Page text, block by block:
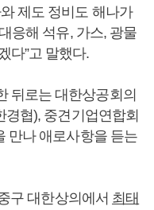
제도 정비도 해나가
응해 석유, 가스, 광물
다”고 말했다.
뒤로는 대한상공회의
협), 중견기업연합회
만나 애로사항을 듣는
구 대한상의에서 최태